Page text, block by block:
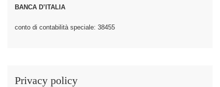
BANCA D’ITALIA
conto di contabilità speciale: 38455
Privacy policy